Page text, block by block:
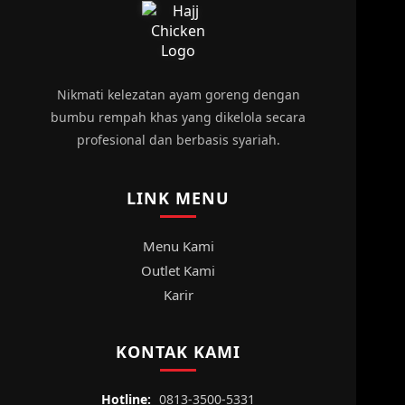
Nikmati kelezatan ayam goreng dengan
bumbu rempah khas yang dikelola secara
profesional dan berbasis syariah.
LINK MENU
Menu Kami
Outlet Kami
Karir
KONTAK KAMI
Hotline: 0813-3500-5331